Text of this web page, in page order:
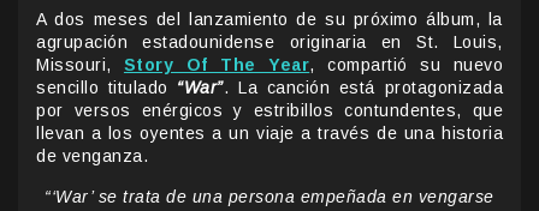
A dos meses del lanzamiento de su próximo álbum, la
agrupación estadounidense originaria en St. Louis,
Missouri, Story Of The Year, compartió su nuevo
sencillo titulado “War”. La canción está protagonizada
por versos enérgicos y estribillos contundentes, que
llevan a los oyentes a un viaje a través de una historia
de venganza.
“‘War’ se trata de una persona empeñada en vengarse